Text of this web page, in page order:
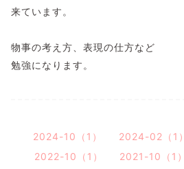
来ています。
物事の考え方、表現の仕方など
勉強になります。
2024-10（1） 2024-02（1）
2022-10（1）
2021-10（1）